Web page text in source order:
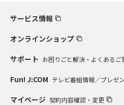
サービス情報
オンラインショップ
サポート お困りごと解決・よくあるご
Fun! J:COM テレビ番組情報／プレゼ
マイページ 契約内容確認・変更